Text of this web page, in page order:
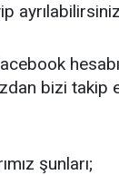
bizi takip
şunları;